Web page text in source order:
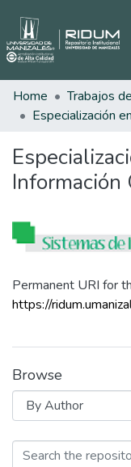
Home
Información
Permanent URI for
https://
Browse
Browsing